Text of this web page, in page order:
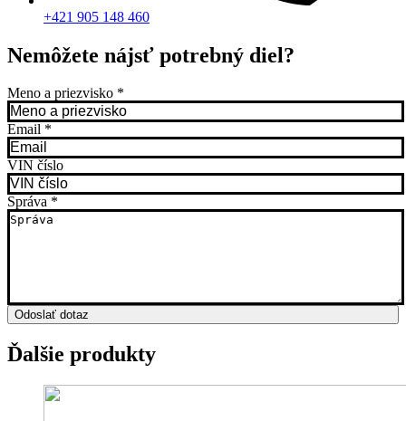
+421 905 148 460
Nemôžete nájsť potrebný diel?
Meno a priezvisko *
Email *
VIN číslo
Správa *
Odoslať dotaz
Ďalšie produkty